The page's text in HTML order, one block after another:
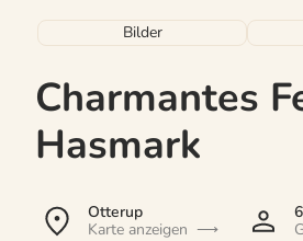
Bilder
Charmantes
Hasmark
Otterup
Karte anzeigen